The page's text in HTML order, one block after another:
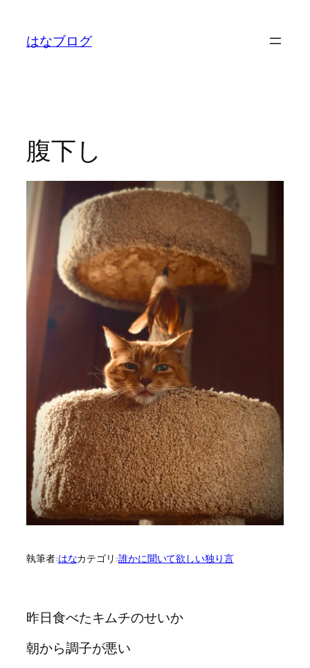
はなブログ
腹下し
執筆者:はなカテゴリ:誰かに聞いて欲しい独り言
昨日食べたキムチのせいか
朝から調子が悪い